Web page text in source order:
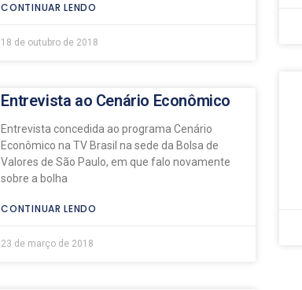
CONTINUAR LENDO
18 de outubro de 2018
Entrevista ao Cenário Econômico
Entrevista concedida ao programa Cenário
Econômico na TV Brasil na sede da Bolsa de
Valores de São Paulo, em que falo novamente
sobre a bolha
CONTINUAR LENDO
23 de março de 2018